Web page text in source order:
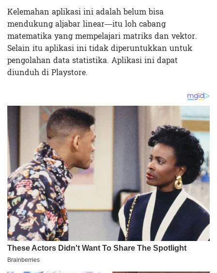
Kelemahan aplikasi ini adalah belum bisa
mendukung aljabar linear—itu loh cabang
matematika yang mempelajari matriks dan vektor.
Selain itu aplikasi ini tidak diperuntukkan untuk
pengolahan data statistika. Aplikasi ini dapat
diunduh di Playstore.